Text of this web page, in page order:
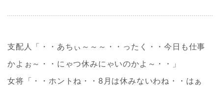
支配人「・・あちぃ～～～・・ったく・・今日も仕事
かよぉ～・・にゃつ休みにゃいのかよ～・・」
女将「・・ホントね・・8月は休みないわね・・はぁ